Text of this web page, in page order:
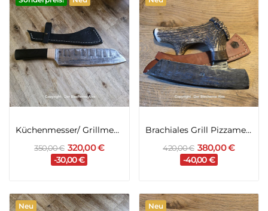
Küchenmesser/ Grillmesser aus alter Hufraspel...
350,00 € 320,00 €
-30,00 €
Brachiales Grill Pizzamesser oder Wiegemesser...
420,00 € 380,00 €
-40,00 €
Neu Neu